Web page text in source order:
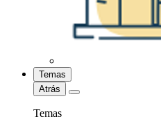
Temas
Atrás
Temas